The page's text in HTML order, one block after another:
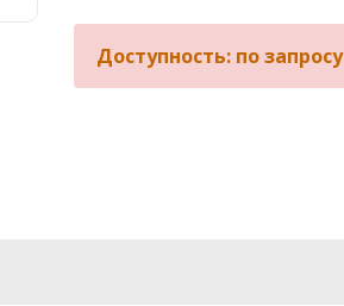
Доступность: по запросу